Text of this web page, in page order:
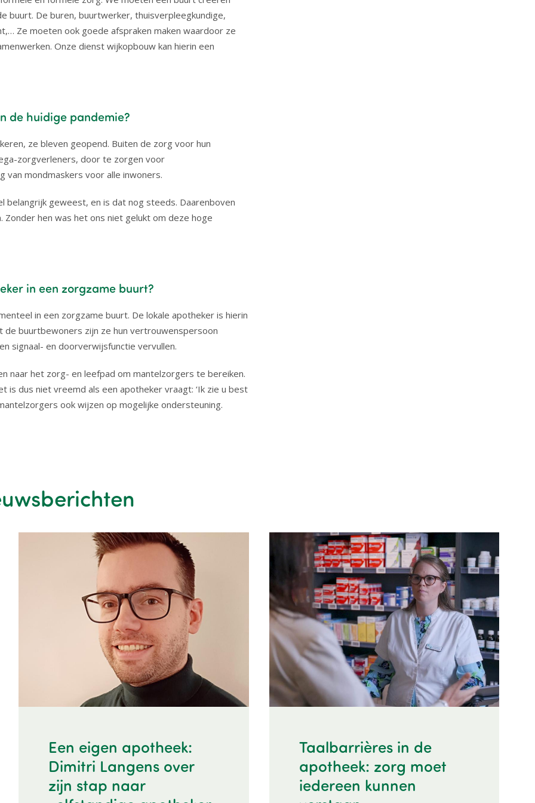
buurt. De buren, buurtwerker, thuisverpleegkundige,
Ze moeten ook goede afspraken maken waardoor ze
Onze dienst wijkopbouw kan hierin een
de huidige pandemie?
ze bleven geopend. Buiten de zorg voor hun
zorgverleners, door te zorgen voor
van mondmaskers voor alle inwoners.
belangrijk geweest, en is dat nog steeds. Daarenboven
hen was het ons niet gelukt om deze hoge
in een zorgzame buurt?
in een zorgzame buurt. De lokale apotheker is hierin
de buurtbewoners zijn ze hun vertrouwenspersoon
signaal- en doorverwijsfunctie vervullen.
naar het zorg- en leefpad om mantelzorgers te bereiken.
is dus niet vreemd als een apotheker vraagt: ‘Ik zie u best
ook wijzen op mogelijke ondersteuning.
Een eigen apotheek:
Dimitri Langens over
zijn stap naar
Taalbarrières in de
apotheek: zorg moet
iedereen kunnen